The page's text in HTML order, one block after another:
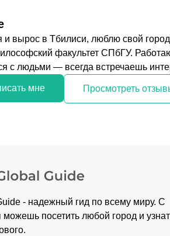
и вырос в Тбилиси, люблю свой
факультет СПбГУ.
с людьми — всегда встречаешь
мне Просмотреть
- надежный гид по всему миру. С
посетить любой город и